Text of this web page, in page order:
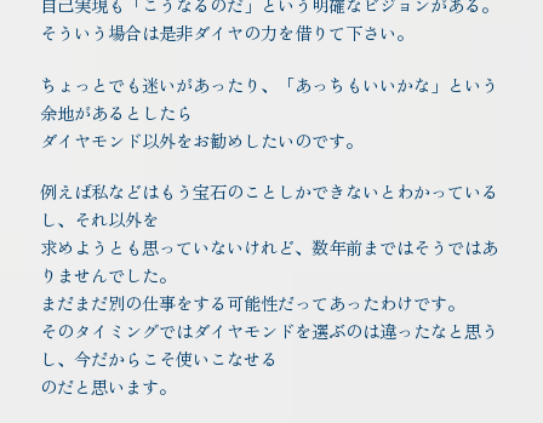
そういう場合は是非ダイヤの力を借りて下さい。
ちょっとでも迷いがあったり、「あっちもいいかな」という
余地があるとしたら
ダイヤモンド以外をお勧めしたいのです。
例えば私などはもう宝石のことしかできないとわかっている
し、それ以外を
求めようとも思っていないけれど、数年前まではそうではあ
りませんでした。
まだまだ別の仕事をする可能性だってあったわけです。
そのタイミングではダイヤモンドを選ぶのは違ったなと思う
し、今だからこそ使いこなせる
のだと思います。